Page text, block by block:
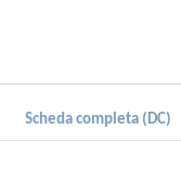
Scheda completa (DC)